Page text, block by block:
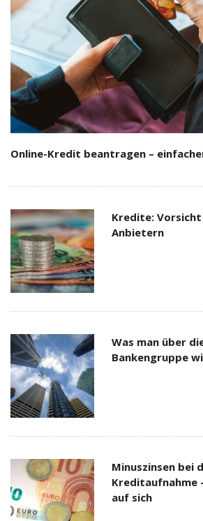
Online-Kredit beantragen –
Kredite:
Anbietern
Was man über
Bankengruppe
Minuszinsen bei
Kreditaufnahme
auf sich